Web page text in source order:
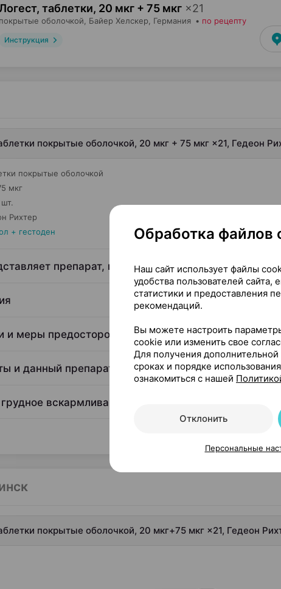
таблетки, 20 мкг + 75 мкг ×21
покрытые оболочкой, Байер Хелскер , Германия • по рецепту
Инструкция
покрытые оболочкой, 20 мкг + 75 мкг ×21, Гедеон
покрытые оболочкой
мкг
Рихтер
+ гестоден
препарат, и для чего его применяют
и меры предосторожности
и данный препарат
вскармливание
покрытые оболочкой, 20 мкг+75 мкг ×21, Гедеон
Обработка файлов
Наш сайт использует файлы
удобства пользователей сайта,
статистики и предоставления
рекомендаций.
Вы можете настроить
cookie или изменить свое
Для получения
сроках и порядке
ознакомиться с нашей
Отклонить
Персональные